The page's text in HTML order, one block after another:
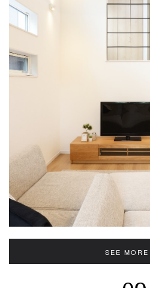
SEE MORE